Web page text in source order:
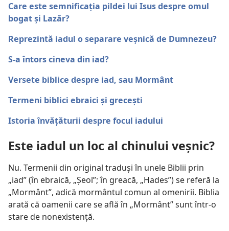
Care este semnificația pildei lui Isus despre omul
bogat și Lazăr?
Reprezintă iadul o separare veșnică de Dumnezeu?
S-a întors cineva din iad?
Versete biblice despre iad, sau Mormânt
Termeni biblici ebraici și grecești
Istoria învățăturii despre focul iadului
Este iadul un loc al chinului veșnic?
Nu. Termenii din original traduși în unele Biblii prin
„iad” (în ebraică, „Șeol”; în greacă, „Hades”) se referă la
„Mormânt”, adică mormântul comun al omenirii. Biblia
arată că oamenii care se află în „Mormânt” sunt într-o
stare de nonexistență.